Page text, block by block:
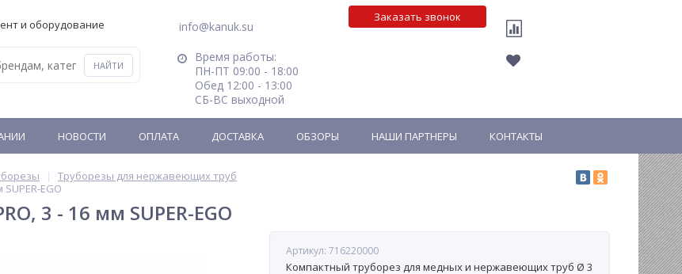
и оборудование
info@kanuk.su
Время работы:
ПН-ПТ 09:00 - 18:00
Обед 12:00 - 13:00
СБ-ВС выходной
Заказать звонок
НОВОСТИ ОПЛАТА ДОСТАВКА ОБЗОРЫ НАШИ ПАРТНЕРЫ КОНТАКТЫ
Труборезы для нержавеющих труб
EGO
3 - 16 мм SUPER-EGO
Артикул: 716220000
Компактный труборез для медных и нержавеющих труб Ø 3